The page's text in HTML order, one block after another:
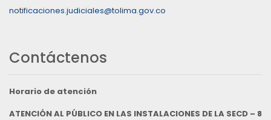
notificaciones.judiciales@tolima.gov.co
Contáctenos
Horario de atención
ATENCIÓN AL PÚBLICO EN LAS INSTALACIONES DE LA SECD – 8